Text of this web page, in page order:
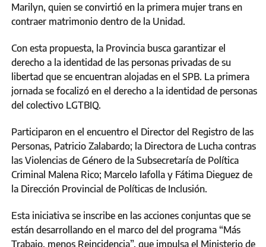
Marilyn, quien se convirtió en la primera mujer trans en
contraer matrimonio dentro de la Unidad.
Con esta propuesta, la Provincia busca garantizar el
derecho a la identidad de las personas privadas de su
libertad que se encuentran alojadas en el SPB. La primera
jornada se focalizó en el derecho a la identidad de personas
del colectivo LGTBIQ.
Participaron en el encuentro el Director del Registro de las
Personas, Patricio Zalabardo; la Directora de Lucha contras
las Violencias de Género de la Subsecretaría de Política
Criminal Malena Rico; Marcelo Iafolla y Fátima Dieguez de
la Dirección Provincial de Políticas de Inclusión.
Esta iniciativa se inscribe en las acciones conjuntas que se
están desarrollando en el marco del del programa “Más
Trabajo, menos Reincidencia”, que impulsa el Ministerio de